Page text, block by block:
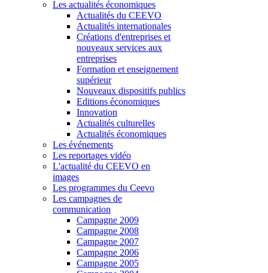
Les actualités économiques
Actualités du CEEVO
Actualités internationales
Créations d'entreprises et
nouveaux services aux
entreprises
Formation et enseignement
supérieur
Nouveaux dispositifs publics
Editions économiques
Innovation
Actualités culturelles
Actualités économiques
Les événements
Les reportages vidéo
L'actualité du CEEVO en
images
Les programmes du Ceevo
Les campagnes de
communication
Campagne 2009
Campagne 2008
Campagne 2007
Campagne 2006
Campagne 2005